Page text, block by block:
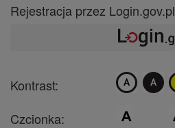
Rejestracja przez Login.gov.pl
Kontrast:
Czcionka: